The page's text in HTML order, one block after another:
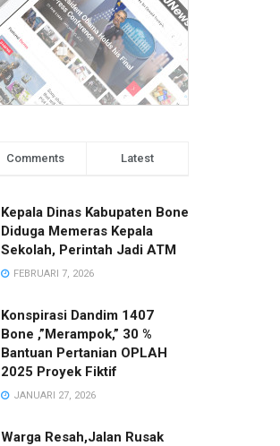
Comments Latest
Kepala Dinas Kabupaten Bone
Diduga Memeras Kepala
Sekolah, Perintah Jadi ATM
FEBRUARI 7, 2026
Konspirasi Dandim 1407
Bone ,”Merampok,” 30 %
Bantuan Pertanian OPLAH
2025 Proyek Fiktif
JANUARI 27, 2026
Warga Resah,Jalan Rusak